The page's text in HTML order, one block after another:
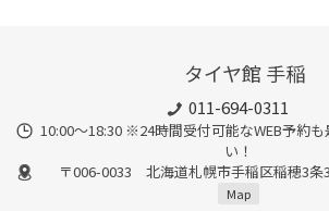
タイヤ館 手稲
011-694-0311
10:00～18:30 ※24時間受付可能なWEB予約
い！
〒006-0033 北海道札幌市手稲区稲穂3条
Map